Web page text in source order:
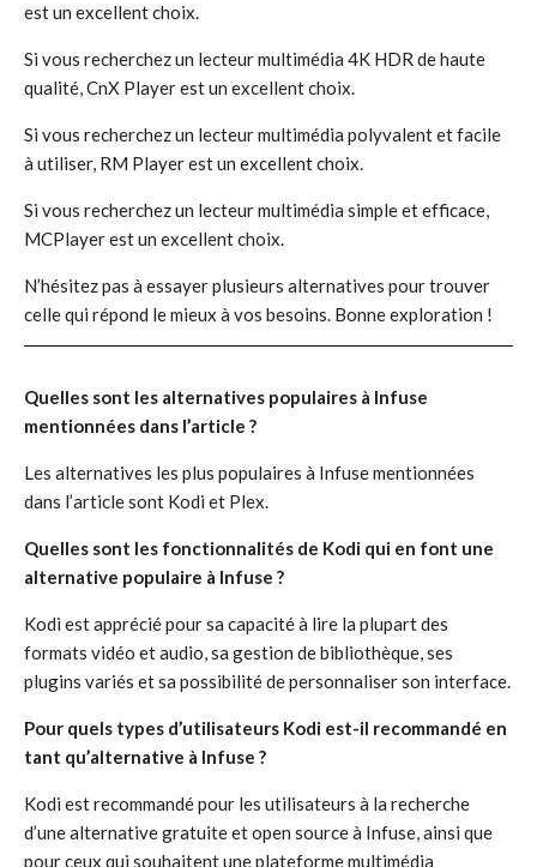
est un excellent choix.
Si vous recherchez un lecteur multimédia 4K HDR de haute
qualité, CnX Player est un excellent choix.
Si vous recherchez un lecteur multimédia polyvalent et facile
à utiliser, RM Player est un excellent choix.
Si vous recherchez un lecteur multimédia simple et efficace,
MCPlayer est un excellent choix.
N’hésitez pas à essayer plusieurs alternatives pour trouver
celle qui répond le mieux à vos besoins. Bonne exploration !
Quelles sont les alternatives populaires à Infuse
mentionnées dans l’article ?
Les alternatives les plus populaires à Infuse mentionnées
dans l’article sont Kodi et Plex.
Quelles sont les fonctionnalités de Kodi qui en font une
alternative populaire à Infuse ?
Kodi est apprécié pour sa capacité à lire la plupart des
formats vidéo et audio, sa gestion de bibliothèque, ses
plugins variés et sa possibilité de personnaliser son interface.
Pour quels types d’utilisateurs Kodi est-il recommandé en
tant qu’alternative à Infuse ?
Kodi est recommandé pour les utilisateurs à la recherche
d’une alternative gratuite et open source à Infuse, ainsi que
pour ceux qui souhaitent une plateforme multimédia